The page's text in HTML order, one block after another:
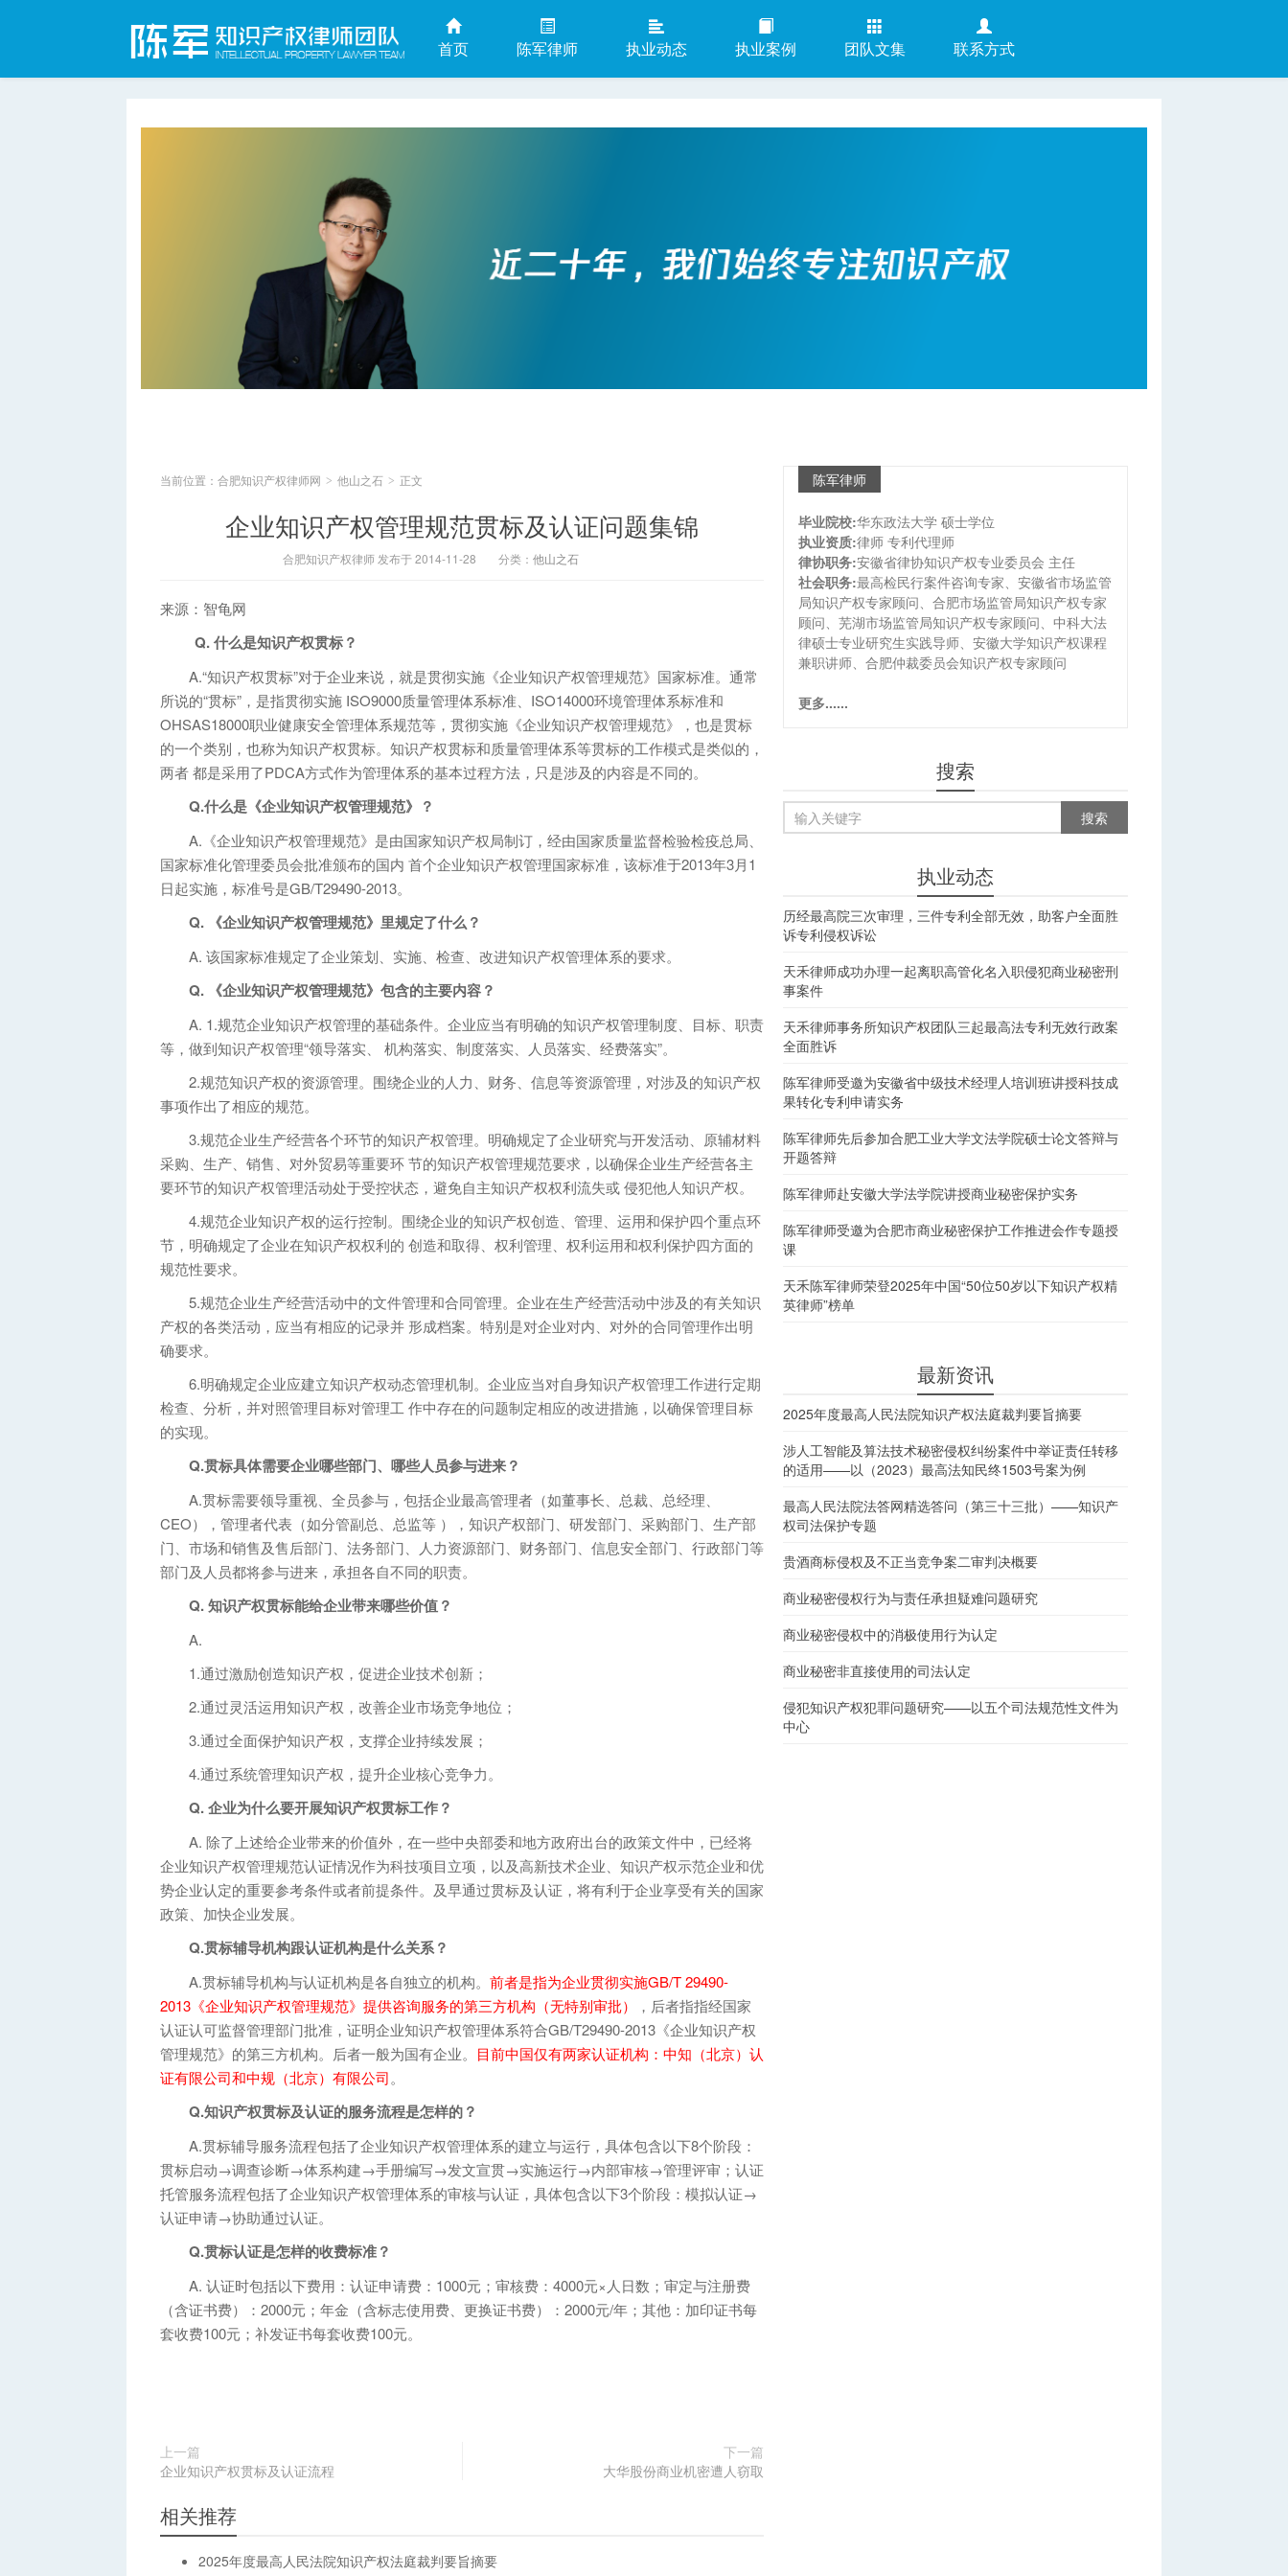
首页 陈军律师 执业动态 执业案例 团队文集 联系方式
当前位置： 合肥知识产权律师网 > 他山之石 > 正文
企业知识产权管理规范贯标及认证问题集锦
合肥知识产权律师 发布于 2014-11-28 分类： 他山之石
来源：智龟网
Q. 什么是知识产权贯标？
A.“知识产权贯标”对于企业来说，就是贯彻实施《企业知识产权管理规范》国家标准。通常
所说的“贯标”，是指贯彻实施 ISO9000质量管理体系标准、ISO14000环境管理体系标准和
OHSAS18000职业健康安全管理体系规范等，贯彻实施《企业知识产权管理规范》，也是贯标
的一个类别，也称为知识产权贯标。知识产权贯标和质量管理体系等贯标的工作模式是类似的，
两者 都是采用了PDCA方式作为管理体系的基本过程方法，只是涉及的内容是不同的。
Q.什么是《企业知识产权管理规范》？
A.《企业知识产权管理规范》是由国家知识产权局制订，经由国家质量监督检验检疫总局、
国家标准化管理委员会批准颁布的国内 首个企业知识产权管理国家标准，该标准于2013年3月1
日起实施，标准号是GB/T29490-2013。
Q. 《企业知识产权管理规范》里规定了什么？
A. 该国家标准规定了企业策划、实施、检查、改进知识产权管理体系的要求。
Q. 《企业知识产权管理规范》包含的主要内容？
A. 1.规范企业知识产权管理的基础条件。企业应当有明确的知识产权管理制度、目标、职责
等，做到知识产权管理“领导落实、 机构落实、制度落实、人员落实、经费落实”。
2.规范知识产权的资源管理。围绕企业的人力、财务、信息等资源管理，对涉及的知识产权
事项作出了相应的规范。
3.规范企业生产经营各个环节的知识产权管理。明确规定了企业研究与开发活动、原辅材料
采购、生产、销售、对外贸易等重要环 节的知识产权管理规范要求，以确保企业生产经营各主
要环节的知识产权管理活动处于受控状态，避免自主知识产权权利流失或 侵犯他人知识产权。
4.规范企业知识产权的运行控制。围绕企业的知识产权创造、管理、运用和保护四个重点环
节，明确规定了企业在知识产权权利的 创造和取得、权利管理、权利运用和权利保护四方面的
规范性要求。
5.规范企业生产经营活动中的文件管理和合同管理。企业在生产经营活动中涉及的有关知识
产权的各类活动，应当有相应的记录并 形成档案。特别是对企业对内、对外的合同管理作出明
确要求。
6.明确规定企业应建立知识产权动态管理机制。企业应当对自身知识产权管理工作进行定期
检查、分析，并对照管理目标对管理工 作中存在的问题制定相应的改进措施，以确保管理目标
的实现。
Q.贯标具体需要企业哪些部门、哪些人员参与进来？
A.贯标需要领导重视、全员参与，包括企业最高管理者（如董事长、总裁、总经理、
CEO），管理者代表（如分管副总、总监等 ），知识产权部门、研发部门、采购部门、生产部
门、市场和销售及售后部门、法务部门、人力资源部门、财务部门、信息安全部门、行政部门等
部门及人员都将参与进来，承担各自不同的职责。
Q. 知识产权贯标能给企业带来哪些价值？
A.
1.通过激励创造知识产权，促进企业技术创新；
2.通过灵活运用知识产权，改善企业市场竞争地位；
3.通过全面保护知识产权，支撑企业持续发展；
4.通过系统管理知识产权，提升企业核心竞争力。
Q. 企业为什么要开展知识产权贯标工作？
A. 除了上述给企业带来的价值外，在一些中央部委和地方政府出台的政策文件中，已经将
企业知识产权管理规范认证情况作为科技项目立项，以及高新技术企业、知识产权示范企业和优
势企业认定的重要参考条件或者前提条件。及早通过贯标及认证，将有利于企业享受有关的国家
政策、加快企业发展。
Q.贯标辅导机构跟认证机构是什么关系？
A.贯标辅导机构与认证机构是各自独立的机构。 前者是指为企业贯彻实施GB/T 29490-
2013《企业知识产权管理规范》提供咨询服务的第三方机构（无特别审批）
，后者指指经国家
认证认可监督管理部门批准，证明企业知识产权管理体系符合GB/T29490-2013《企业知识产权
管理规范》的第三方机构。后者一般为国有企业。 目前中国仅有两家认证机构：中知（北京）认
证有限公司和中规（北京）有限公司。
Q.知识产权贯标及认证的服务流程是怎样的？
A.贯标辅导服务流程包括了企业知识产权管理体系的建立与运行，具体包含以下8个阶段：
贯标启动→调查诊断→体系构建→手册编写→发文宣贯→实施运行→内部审核→管理评审；认证
托管服务流程包括了企业知识产权管理体系的审核与认证，具体包含以下3个阶段：模拟认证→
认证申请→协助通过认证。
Q.贯标认证是怎样的收费标准？
A. 认证时包括以下费用：认证申请费：1000元；审核费：4000元×人日数；审定与注册费
（含证书费）：2000元；年金（含标志使用费、更换证书费）：2000元/年；其他：加印证书每
套收费100元；补发证书每套收费100元。
上一篇
企业知识产权贯标及认证流程
下一篇
大华股份商业机密遭人窃取
相关推荐
2025年度最高人民法院知识产权法庭裁判要旨摘要
陈军律师
毕业院校:华东政法大学 硕士学位
执业资质:律师 专利代理师
律协职务:安徽省律协知识产权专业委员会 主任
社会职务:最高检民行案件咨询专家、安徽省市场监管
局知识产权专家顾问、合肥市场监管局知识产权专家
顾问、芜湖市场监管局知识产权专家顾问、中科大法
律硕士专业研究生实践导师、安徽大学知识产权课程
兼职讲师、合肥仲裁委员会知识产权专家顾问
更多......
搜索
执业动态
历经最高院三次审理，三件专利全部无效，助客户全面胜
诉专利侵权诉讼
天禾律师成功办理一起离职高管化名入职侵犯商业秘密刑
事案件
天禾律师事务所知识产权团队三起最高法专利无效行政案
全面胜诉
陈军律师受邀为安徽省中级技术经理人培训班讲授科技成
果转化专利申请实务
陈军律师先后参加合肥工业大学文法学院硕士论文答辩与
开题答辩
陈军律师赴安徽大学法学院讲授商业秘密保护实务
陈军律师受邀为合肥市商业秘密保护工作推进会作专题授
课
天禾陈军律师荣登2025年中国“50位50岁以下知识产权精
英律师”榜单
最新资讯
2025年度最高人民法院知识产权法庭裁判要旨摘要
涉人工智能及算法技术秘密侵权纠纷案件中举证责任转移
的适用——以（2023）最高法知民终1503号案为例
最高人民法院法答网精选答问（第三十三批）——知识产
权司法保护专题
贵酒商标侵权及不正当竞争案二审判决概要
商业秘密侵权行为与责任承担疑难问题研究
商业秘密侵权中的消极使用行为认定
商业秘密非直接使用的司法认定
侵犯知识产权犯罪问题研究——以五个司法规范性文件为
中心